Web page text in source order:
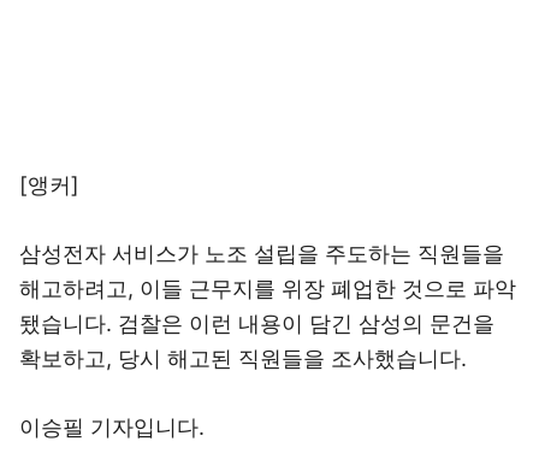
[앵커]
삼성전자 서비스가 노조 설립을 주도하는 직원들을
해고하려고, 이들 근무지를 위장 폐업한 것으로 파악
됐습니다. 검찰은 이런 내용이 담긴 삼성의 문건을
확보하고, 당시 해고된 직원들을 조사했습니다.
이승필 기자입니다.